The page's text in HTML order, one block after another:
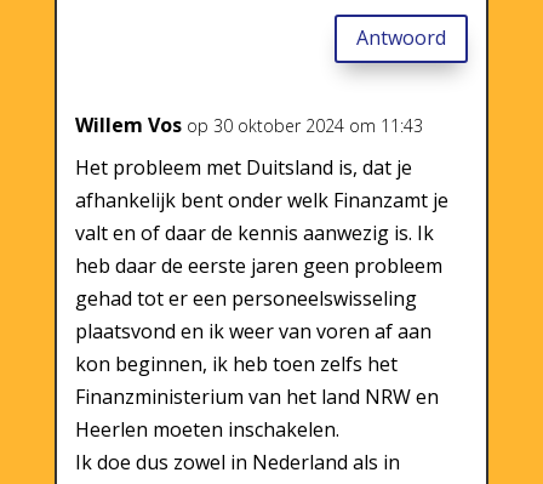
Antwoord
Willem Vos op 30 oktober 2024 om 11:43
Het probleem met Duitsland is, dat je
afhankelijk bent onder welk Finanzamt je
valt en of daar de kennis aanwezig is. Ik
heb daar de eerste jaren geen probleem
gehad tot er een personeelswisseling
plaatsvond en ik weer van voren af aan
kon beginnen, ik heb toen zelfs het
Finanzministerium van het land NRW en
Heerlen moeten inschakelen.
Ik doe dus zowel in Nederland als in